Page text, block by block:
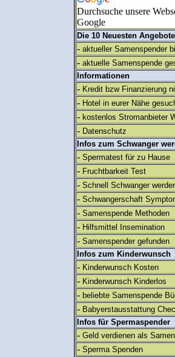
Durchsuche unsere
Google
Die 10 Neuesten
- aktueller Samenspender
- aktuelle Samenspende
Informationen
- Kredit bzw Finanzierung
- Hotel in eurer Nähe
- kostenlos Stromanbieter
- Datenschutz
Infos zum Schwanger
- Spermatest für zu Hause
- Fruchtbarkeit Test
- Schnell Schwanger
- Schwangerschaft
- Samenspende Methoden
- Hilfsmittel Insemination
- Samenspender gefunden
Infos zum Kinderwunsch
- Kinderwunsch Kosten
- Kinderwunsch Kinderlos
- beliebte Samenspende
- Babyerstausstattung
Infos für Spermaspender
- Geld verdienen als
- Sperma Spenden